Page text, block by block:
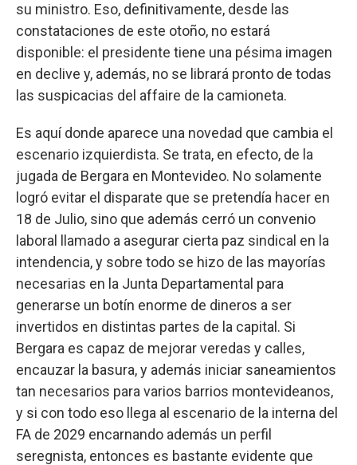
su ministro. Eso, definitivamente, desde las
constataciones de este otoño, no estará
disponible: el presidente tiene una pésima imagen
en declive y, además, no se librará pronto de todas
las suspicacias del affaire de la camioneta.
Es aquí donde aparece una novedad que cambia el
escenario izquierdista. Se trata, en efecto, de la
jugada de Bergara en Montevideo. No solamente
logró evitar el disparate que se pretendía hacer en
18 de Julio, sino que además cerró un convenio
laboral llamado a asegurar cierta paz sindical en la
intendencia, y sobre todo se hizo de las mayorías
necesarias en la Junta Departamental para
generarse un botín enorme de dineros a ser
invertidos en distintas partes de la capital. Si
Bergara es capaz de mejorar veredas y calles,
encauzar la basura, y además iniciar saneamientos
tan necesarios para varios barrios montevideanos,
y si con todo eso llega al escenario de la interna del
FA de 2029 encarnando además un perfil
seregnista, entonces es bastante evidente que